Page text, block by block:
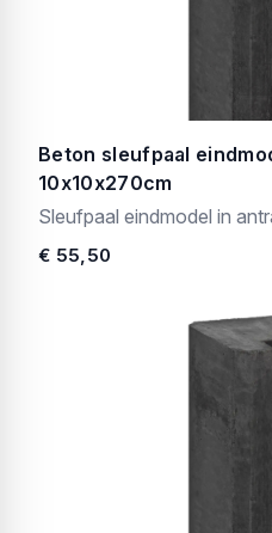
Beton sleufpaal
10x10x270cm
Sleufpaal eindmodel in
€ 55,50